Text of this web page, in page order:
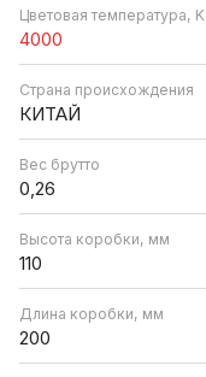
Цветовая температура, K
4000
Страна происхождения
КИТАЙ
Вес брутто
0,26
Высота коробки, мм
110
Длина коробки, мм
200